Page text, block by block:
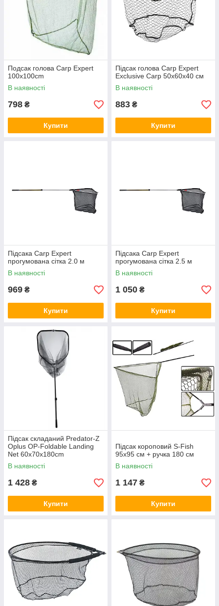
Подсак голова Сarp Expert
100x100cm
В наявності
798 ₴
Купити
Підсак голова Carp Expert
Exclusive Carp 50х60х40 см
В наявності
883 ₴
Купити
Підсака Carp Expert
прогумована сітка 2.0 м
В наявності
969 ₴
Купити
Підсака Carp Expert
прогумована сітка 2.5 м
В наявності
1 050 ₴
Купити
Підсак складаний Predator-Z
Oplus OP-Foldable Landing
Net 60x70x180cm
В наявності
1 428 ₴
Купити
Підсак короповий S-Fish
95x95 см + ручка 180 см
В наявності
1 147 ₴
Купити